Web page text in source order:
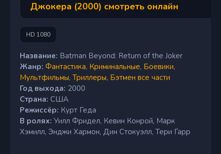
Джокера (2000) смотреть онлайн
HD 1080
Название: Batman Beyond: Return of the Joker
Жанр: Фантастика, Криминальные, Боевики,
Мультфильмы, Триллеры, Бэтмен все части
Год выхода: 2000
Страна: США
Режиссёр: Курт Геда
В ролях: Уилл Фридел, Кевин Конрой, Марк
Хэмилл, Энджи Хармон, Дин Стокуэлл, Тери Гарр